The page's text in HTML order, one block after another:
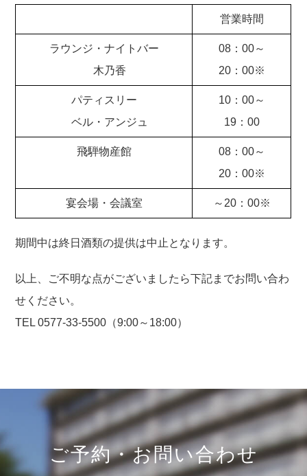
営業時間
ラウンジ・ナイトバー
木乃香
08：00～
20：00※
パティスリー
ベル・アンジュ
10：00～
19：00
飛騨物産館
08：00～
20：00※
宴会場・会議室 ～20：00※
期間中は終日酒類の提供は中止となります。
以上、ご不明な点がございましたら下記までお問い合わ
せください。
TEL 0577-33-5500（9:00～18:00）
ご予約・お問い合わせ